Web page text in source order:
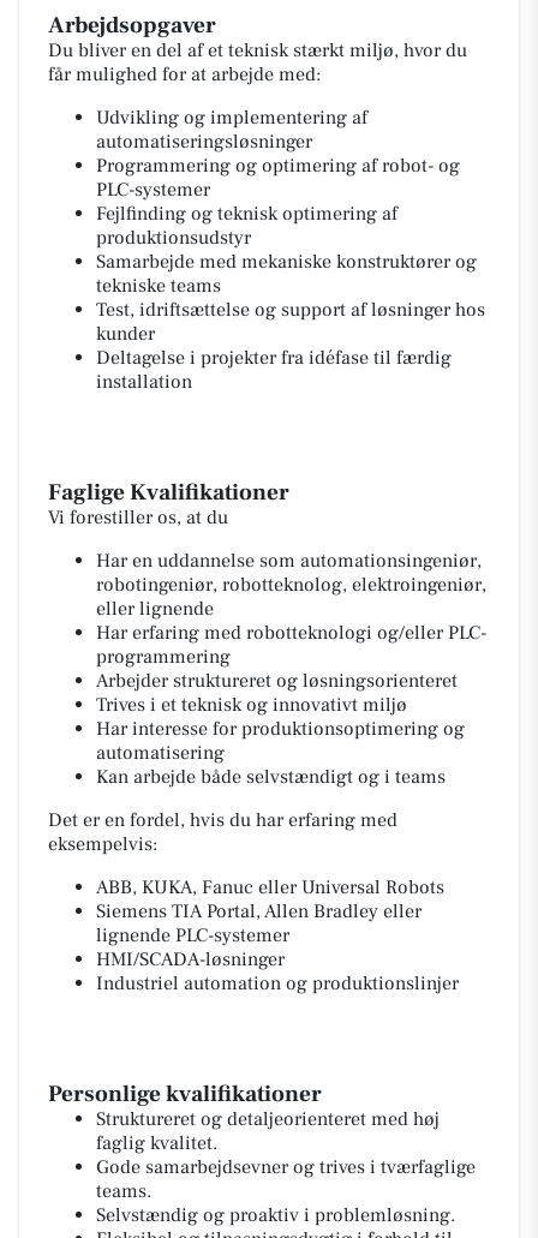
Arbejdsopgaver
Du bliver en del af et teknisk stærkt miljø, hvor du
får mulighed for at arbejde med:
Udvikling og implementering af
automatiseringsløsninger
Programmering og optimering af robot- og
PLC-systemer
Fejlfinding og teknisk optimering af
produktionsudstyr
Samarbejde med mekaniske konstruktører og
tekniske teams
Test, idriftsættelse og support af løsninger hos
kunder
Deltagelse i projekter fra idéfase til færdig
installation
Faglige Kvalifikationer
Vi forestiller os, at du
Har en uddannelse som automationsingeniør,
robotingeniør, robotteknolog, elektroingeniør,
eller lignende
Har erfaring med robotteknologi og/eller PLC-
programmering
Arbejder struktureret og løsningsorienteret
Trives i et teknisk og innovativt miljø
Har interesse for produktionsoptimering og
automatisering
Kan arbejde både selvstændigt og i teams
Det er en fordel, hvis du har erfaring med
eksempelvis:
ABB, KUKA, Fanuc eller Universal Robots
Siemens TIA Portal, Allen Bradley eller
lignende PLC-systemer
HMI/SCADA-løsninger
Industriel automation og produktionslinjer
Personlige kvalifikationer
Struktureret og detaljeorienteret med høj
faglig kvalitet.
Gode samarbejdsevner og trives i tværfaglige
teams.
Selvstændig og proaktiv i problemløsning.